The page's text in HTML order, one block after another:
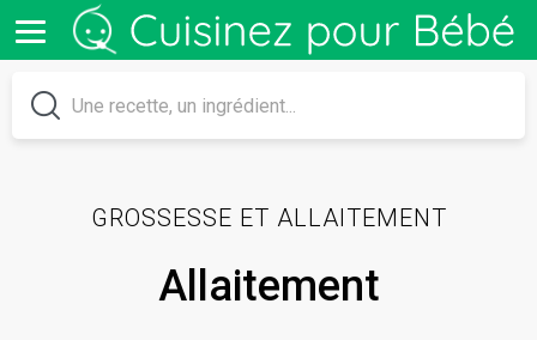
GROSSESSE ET ALLAITEMENT
Allaitement